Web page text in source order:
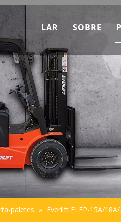
LAR SOBRE
Dados
paletes » Everlift ELEP-15A/